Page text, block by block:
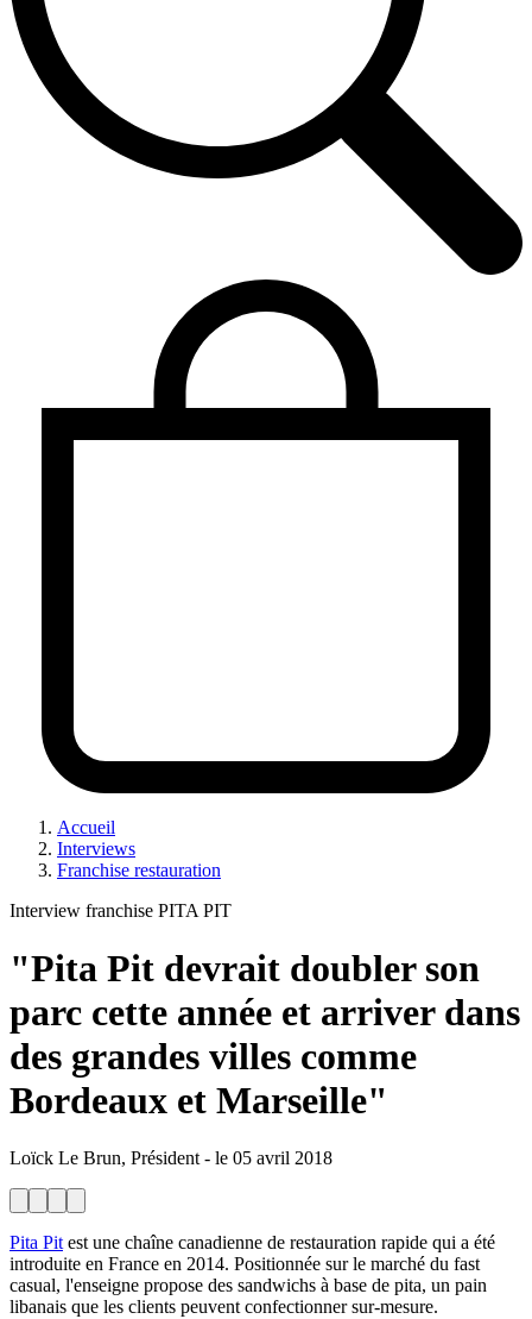
Accueil
Interviews
Franchise restauration
Interview franchise PITA PIT
"Pita Pit devrait doubler son
parc cette année et arriver dans
des grandes villes comme
Bordeaux et Marseille"
Loïck Le Brun, Président- le 05 avril 2018
Pita Pitest une chaîne canadienne de restauration rapide qui a été
introduite en France en 2014. Positionnée sur le marché du fast
casual, l'enseigne propose des sandwichs à base de pita, un pain
libanais que les clients peuvent confectionner sur-mesure.